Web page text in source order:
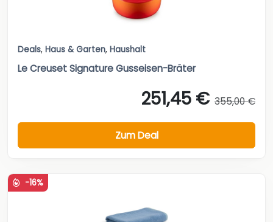
Deals, Haus & Garten, Haushalt
Le Creuset Signature Gusseisen-Bräter
251,45 € 355,00 €
Zum Deal
-16%